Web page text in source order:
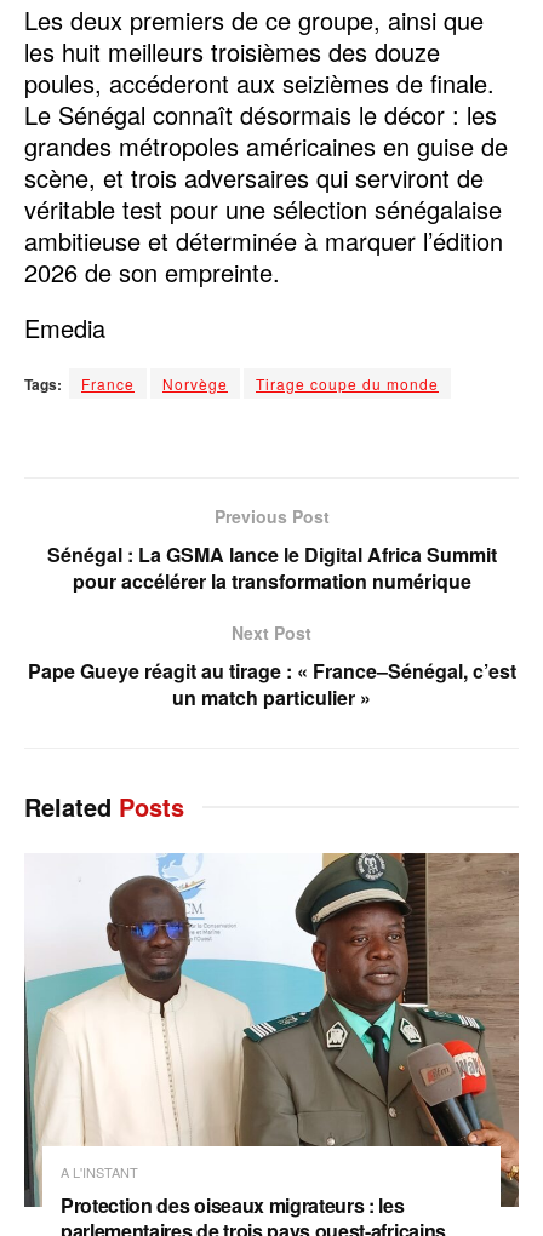
Les deux premiers de ce groupe, ainsi que
les huit meilleurs troisièmes des douze
poules, accéderont aux seizièmes de finale.
Le Sénégal connaît désormais le décor : les
grandes métropoles américaines en guise de
scène, et trois adversaires qui serviront de
véritable test pour une sélection sénégalaise
ambitieuse et déterminée à marquer l’édition
2026 de son empreinte.
Emedia
Tags: France Norvège Tirage coupe du monde
Previous Post
Sénégal : La GSMA lance le Digital Africa Summit
pour accélérer la transformation numérique
Next Post
Pape Gueye réagit au tirage : « France–Sénégal, c’est
un match particulier »
Related Posts
A L'INSTANT
Protection des oiseaux migrateurs : les
parlementaires de trois pays ouest-africains